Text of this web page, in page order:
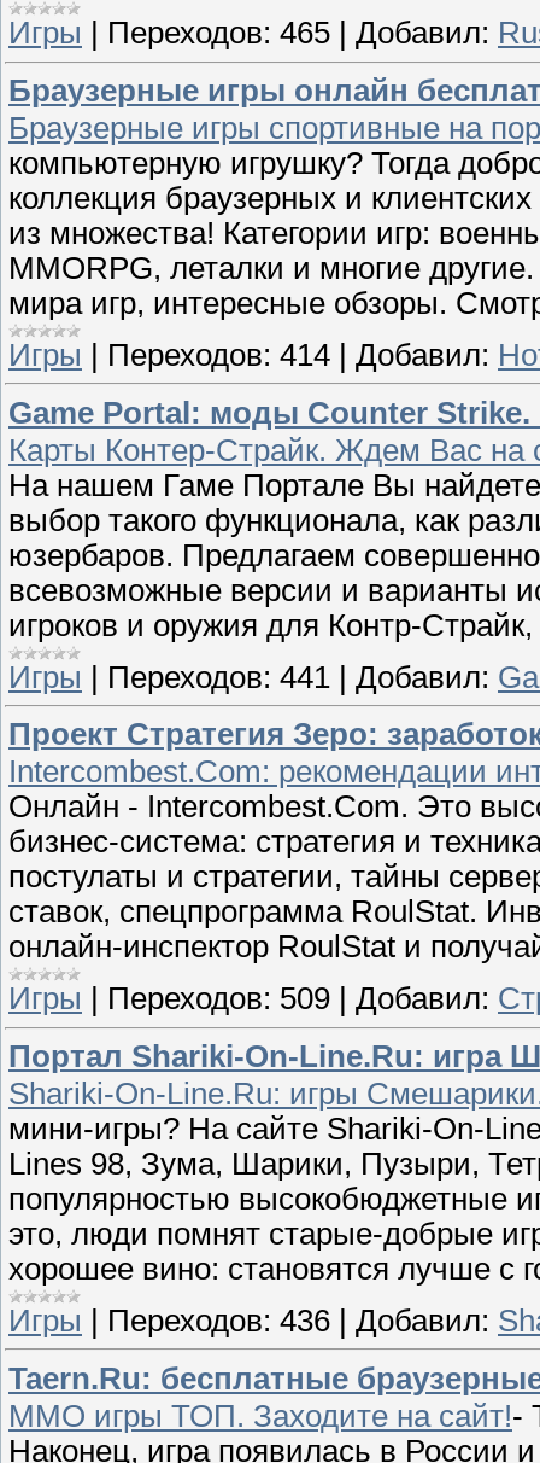
Игры
Переходов: 465 Добавил:
Браузерные игры онлайн
Браузерные игры спортивные на
компьютерную игрушку? Тогда
коллекция браузерных и
из множества! Категории игр:
MMORPG, леталки и многие
мира игр, интересные обзоры.
Игры
Переходов: 414 Добавил:
Game Portal: моды Counter
Карты Контер-Страйк. Ждем Вас на
На нашем Гаме Портале Вы
выбор такого функционала, как
юзербаров. Предлагаем
всевозможные версии и варианты
игроков и оружия для Контр-
Игры | Переходов: 441 | Добавил:
Проект Стратегия Зеро:
Intercombest.Com: рекомендации
Онлайн - Intercombest.Com. Это
бизнес-система: стратегия и
постулаты и стратегии, тайны
ставок, спецпрограмма RoulStat.
онлайн-инспектор RoulStat и
Игры
Переходов: 509 Добавил:
Портал Shariki-On-Line.Ru: игра
Shariki-On-Line.Ru: игры
мини-игры? На сайте Shariki-On-
Lines 98, Зума, Шарики, Пузыри,
популярностью высокобюджетные
это, люди помнят старые-добрые
хорошее вино: становятся лучше с
Игры
Переходов: 436 Добавил:
Taern.Ru: бесплатные
MMO игры ТОП. Заходите на сайт!-
Наконец, игра появилась в России